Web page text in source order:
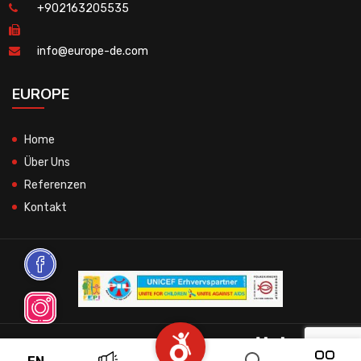
+902163205535
info@europe-de.com
EUROPE
Home
Über Uns
Referenzen
Kontakt